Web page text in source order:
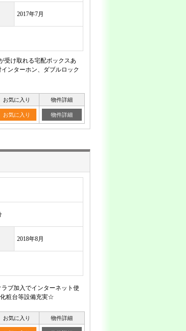
2017年7月
受け取れる宅配ボックスあ
ンターホン、ダブルロック
お気に入り 物件詳細
お気に入り 物件詳細
2018年8月
ブ加入でインターネット使
粧台等設備充実☆
お気に入り 物件詳細